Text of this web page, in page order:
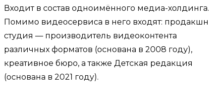
Входит в состав одноимённого медиа-холдинга.
Помимо видеосервиса в него входят: продакшн
студия — производитель видеоконтента
различных форматов (основана в 2008 году),
креативное бюро, а также Детская редакция
(основана в 2021 году).